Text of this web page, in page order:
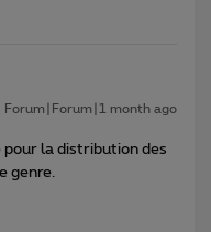
Forum|Forum|1 month ago
pour la distribution des
genre.